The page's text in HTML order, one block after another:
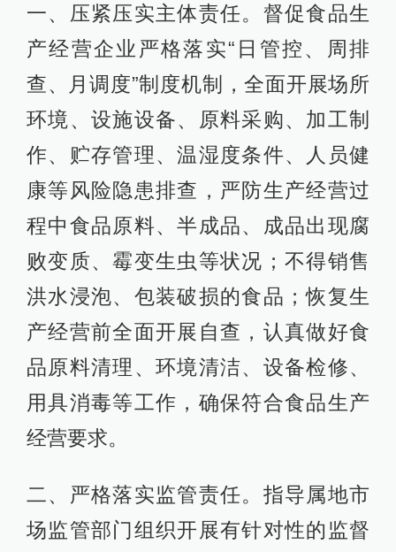
一、压紧压实主体责任。督促食品生
产经营企业严格落实“日管控、周排
查、月调度”制度机制，全面开展场所
环境、设施设备、原料采购、加工制
作、贮存管理、温湿度条件、人员健
康等风险隐患排查，严防生产经营过
程中食品原料、半成品、成品出现腐
败变质、霉变生虫等状况；不得销售
洪水浸泡、包装破损的食品；恢复生
产经营前全面开展自查，认真做好食
品原料清理、环境清洁、设备检修、
用具消毒等工作，确保符合食品生产
经营要求。
二、严格落实监管责任。指导属地市
场监管部门组织开展有针对性的监督